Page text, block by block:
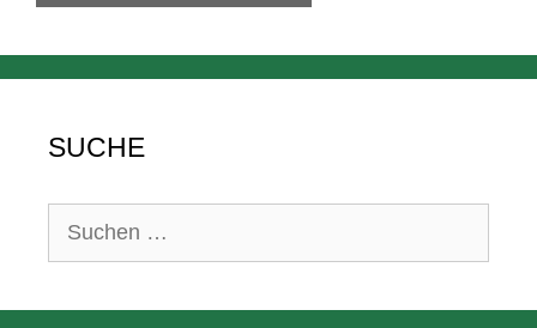
SUCHE
Suchen